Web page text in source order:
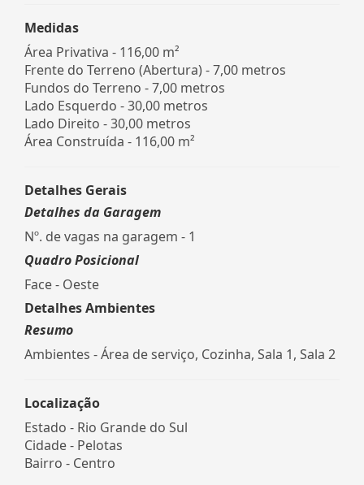
Medidas
Área Privativa - 116,00 m²
Frente do Terreno (Abertura) - 7,00 metros
Fundos do Terreno - 7,00 metros
Lado Esquerdo - 30,00 metros
Lado Direito - 30,00 metros
Área Construída - 116,00 m²
Detalhes Gerais
Detalhes da Garagem
Nº. de vagas na garagem - 1
Quadro Posicional
Face - Oeste
Detalhes Ambientes
Resumo
Ambientes - Área de serviço, Cozinha, Sala 1, Sala 2
Localização
Estado - Rio Grande do Sul
Cidade - Pelotas
Bairro - Centro